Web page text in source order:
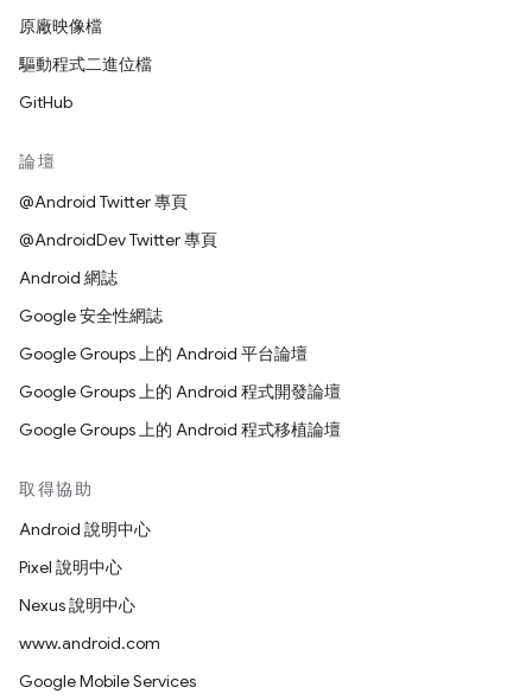
原廠映像檔
驅動程式二進位檔
GitHub
論壇
@Android Twitter 專頁
@AndroidDev Twitter 專頁
Android 網誌
Google 安全性網誌
Google Groups 上的 Android 平台論壇
Google Groups 上的 Android 程式開發論壇
Google Groups 上的 Android 程式移植論壇
取得協助
Android 說明中心
Pixel 說明中心
Nexus 說明中心
www.android.com
Google Mobile Services